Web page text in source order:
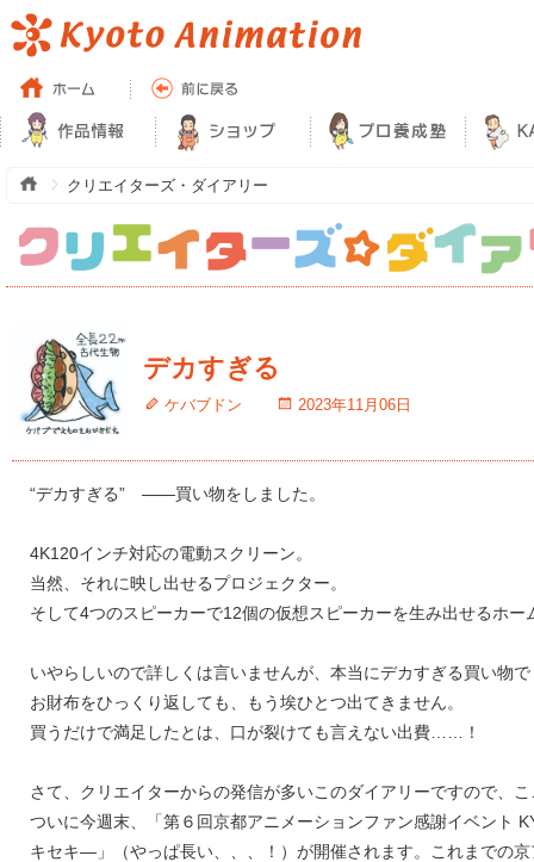
クリエイターズ・ダイアリー
デカすぎる
ケバブドン 2023年11月06日
“デカすぎる” ――買い物をしました。
4K120インチ対応の電動スクリーン。
当然、それに映し出せるプロジェクター。
そして4つのスピーカーで12個の仮想スピーカーを生み出せるホー
いやらしいので詳しくは言いませんが、本当にデカすぎる買い物
お財布をひっくり返しても、もう埃ひとつ出てきません。
買うだけで満足したとは、口が裂けても言えない出費……！
さて、クリエイターからの発信が多いこのダイアリーですので、
ついに今週末、「第６回京都アニメーションファン感謝イベント
キセキ―」（やっぱ長い、、、！）が開催されます。これまでの